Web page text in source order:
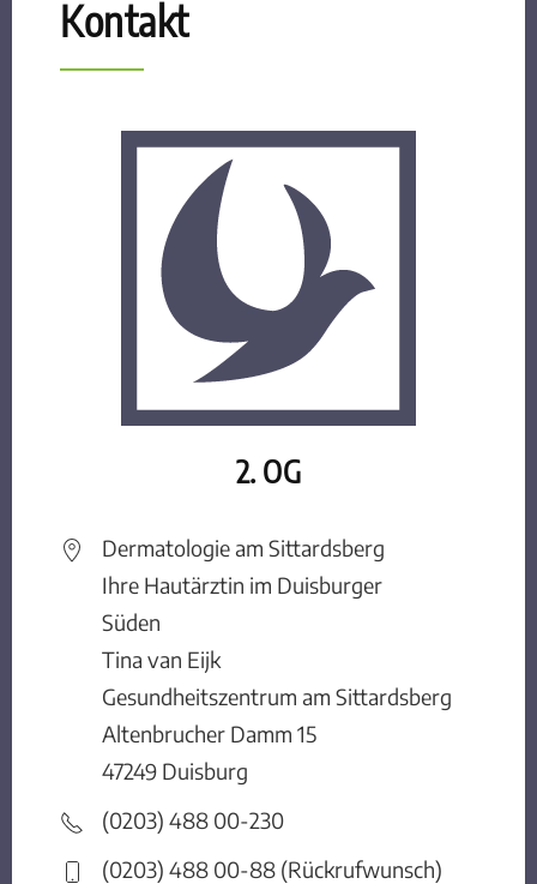
Kontakt
2. OG
Dermatologie am Sittardsberg
Ihre Hautärztin im Duisburger
Tina van Eijk
Gesundheitszentrum am Sittardsberg
Altenbrucher Damm 15
47249 Duisburg
(0203) 488 00-230
(0203) 488 00-88 (Rückrufwunsch)